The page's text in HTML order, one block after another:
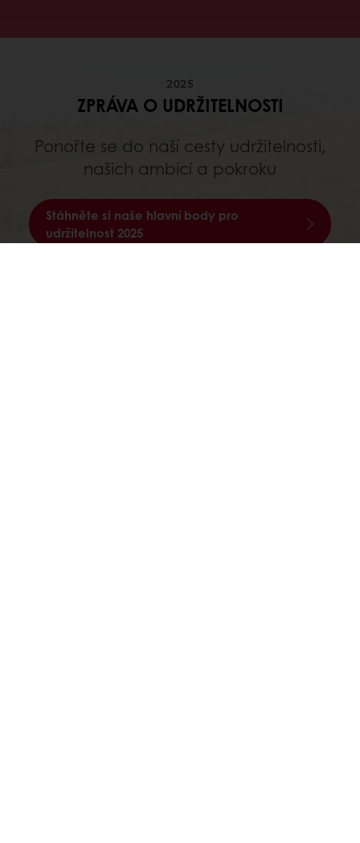
2025
ZPRÁVA O UDRŽITELNOSTI
Ponořte se do naší cesty udržitelnosti,
našich ambicí a pokroku
Stáhněte si naše hlavní body pro
udržitelnost 2025